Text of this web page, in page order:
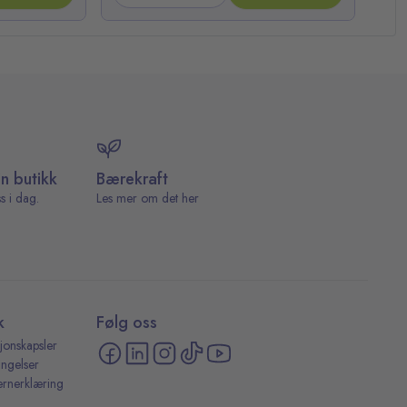
butikk
i dag.
Bærekraft
Les mer om det her
Følg oss